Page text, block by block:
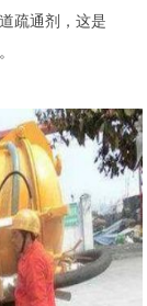
疏通剂，这是